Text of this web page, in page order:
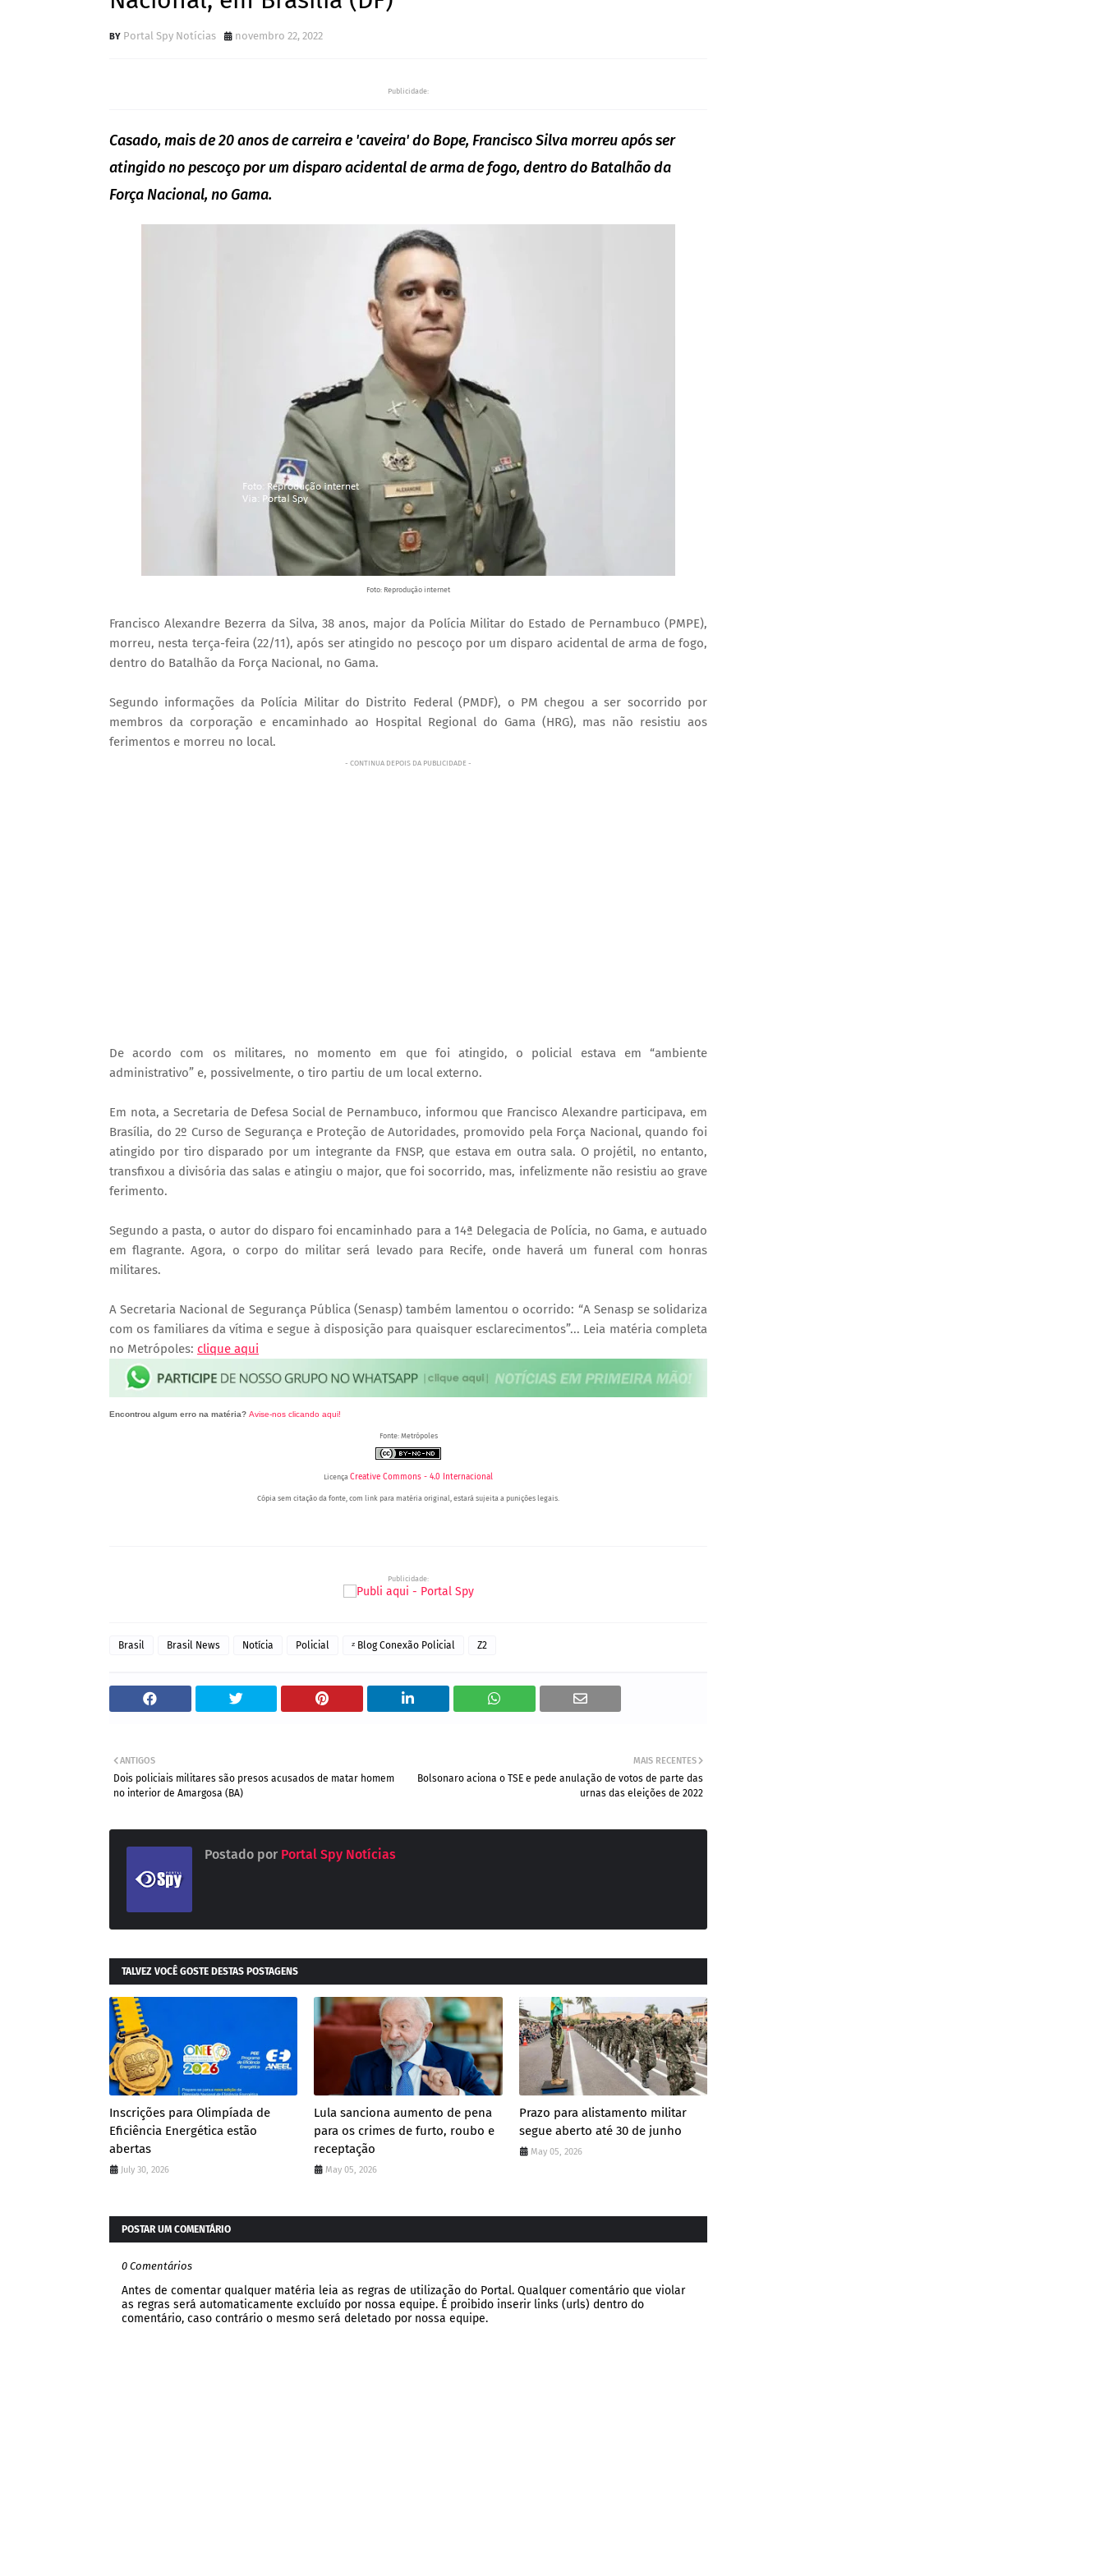
Portal Spy Notícias novembro 22, 2022
Publicidade:
Casado, mais de 20 anos de carreira e 'caveira' do Bope, Francisco Silva morreu após ser
atingido no pescoço por um disparo acidental de arma de fogo, dentro do Batalhão da
Força Nacional, no Gama.
Foto: Reprodução internet
Francisco Alexandre Bezerra da Silva, 38 anos, major da Polícia Militar do Estado de Pernambuco (PMPE),
morreu, nesta terça-feira (22/11), após ser atingido no pescoço por um disparo acidental de arma de fogo,
dentro do Batalhão da Força Nacional, no Gama.
Segundo informações da Polícia Militar do Distrito Federal (PMDF), o PM chegou a ser socorrido por
membros da corporação e encaminhado ao Hospital Regional do Gama (HRG), mas não resistiu aos
ferimentos e morreu no local.
- CONTINUA DEPOIS DA PUBLICIDADE -
De acordo com os militares, no momento em que foi atingido, o policial estava em “ambiente
administrativo” e, possivelmente, o tiro partiu de um local externo.
Em nota, a Secretaria de Defesa Social de Pernambuco, informou que Francisco Alexandre participava, em
Brasília, do 2º Curso de Segurança e Proteção de Autoridades, promovido pela Força Nacional, quando foi
atingido por tiro disparado por um integrante da FNSP, que estava em outra sala. O projétil, no entanto,
transfixou a divisória das salas e atingiu o major, que foi socorrido, mas, infelizmente não resistiu ao grave
ferimento.
Segundo a pasta, o autor do disparo foi encaminhado para a 14ª Delegacia de Polícia, no Gama, e autuado
em flagrante. Agora, o corpo do militar será levado para Recife, onde haverá um funeral com honras
militares.
A Secretaria Nacional de Segurança Pública (Senasp) também lamentou o ocorrido: “A Senasp se solidariza
com os familiares da vítima e segue à disposição para quaisquer esclarecimentos”... Leia matéria completa
no Metrópoles: clique aqui
Encontrou algum erro na matéria? Avise-nos clicando aqui!
Fonte: Metrópoles
Licença Creative Commons - 4.0 Internacional
Cópia sem citação da fonte, com link para matéria original, estará sujeita a punições legais.
Publicidade:
Brasil Brasil News Notícia Policial ᶻ Blog Conexão Policial Z2
MAIS RECENTES
Bolsonaro aciona o TSE e pede anulação de votos de parte das
urnas das eleições de 2022
ANTIGOS
Dois policiais militares são presos acusados de matar homem
no interior de Amargosa (BA)
Postado por Portal Spy Notícias
TALVEZ VOCÊ GOSTE DESTAS POSTAGENS
Inscrições para Olimpíada de
Eficiência Energética estão
abertas
July 30, 2026
Lula sanciona aumento de pena
para os crimes de furto, roubo e
receptação
May 05, 2026
Prazo para alistamento militar
segue aberto até 30 de junho
May 05, 2026
POSTAR UM COMENTÁRIO
0 Comentários
Antes de comentar qualquer matéria leia as regras de utilização do Portal. Qualquer comentário que violar
as regras será automaticamente excluído por nossa equipe. É proibido inserir links (urls) dentro do
comentário, caso contrário o mesmo será deletado por nossa equipe.